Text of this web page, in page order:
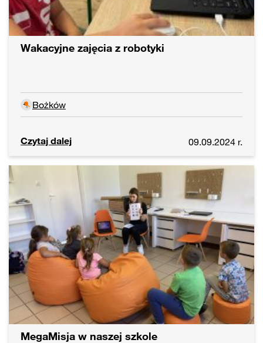
Wakacyjne zajęcia z robotyki
Bożków
Czytaj dalej 09.09.2024 r.
MegaMisja w naszej szkole